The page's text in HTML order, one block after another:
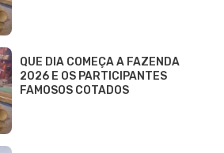
QUE DIA COMEÇA A FAZENDA
2026 E OS PARTICIPANTES
FAMOSOS COTADOS